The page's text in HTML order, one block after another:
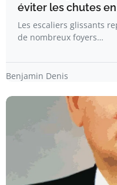
éviter les chutes
Les escaliers glissants
de nombreux foyers…
Benjamin Denis